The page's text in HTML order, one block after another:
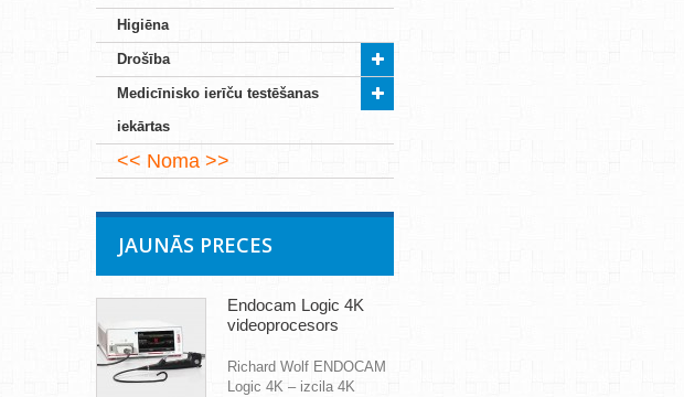
Higiēna
Drošība
Medicīnisko ierīču testēšanas
iekārtas
Noma
JAUNĀS PRECES
Endocam Logic 4K
videoprocesors
Richard Wolf ENDOCAM
Logic 4K – izcila 4K